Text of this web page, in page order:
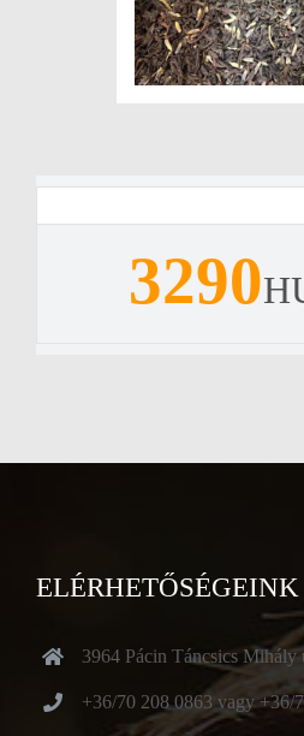
3290
ELÉRHETŐSÉGEINK
3964 Pácin Táncsics Mihály
+36/70 208 0863 vagy +36/